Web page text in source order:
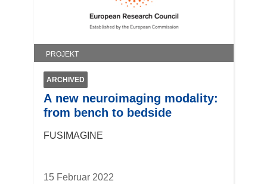
e
r
)
t
e
PROJEKT
ARCHIVED
A new neuroimaging modality:
from bench to bedside
FUSIMAGINE
15 Februar 2022